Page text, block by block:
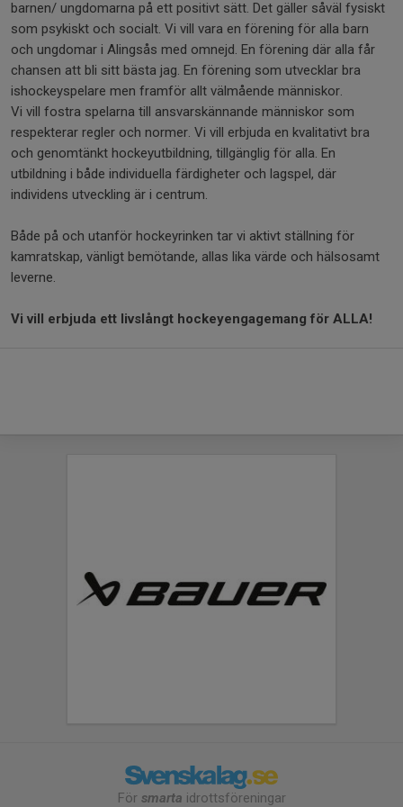
barnen/ ungdomarna på ett positivt sätt. Det gäller såväl fysiskt
som psykiskt och socialt. Vi vill vara en förening för alla barn
och ungdomar i Alingsås med omnejd. En förening där alla får
chansen att bli sitt bästa jag. En förening som utvecklar bra
ishockeyspelare men framför allt välmående människor.
Vi vill fostra spelarna till ansvarskännande människor som
respekterar regler och normer. Vi vill erbjuda en kvalitativt bra
och genomtänkt hockeyutbildning, tillgänglig för alla. En
utbildning i både individuella färdigheter och lagspel, där
individens utveckling är i centrum.
Både på och utanför hockeyrinken tar vi aktivt ställning för
kamratskap, vänligt bemötande, allas lika värde och hälsosamt
leverne.
Vi vill erbjuda ett livslångt hockeyengagemang för ALLA!
För smarta idrottsföreningar